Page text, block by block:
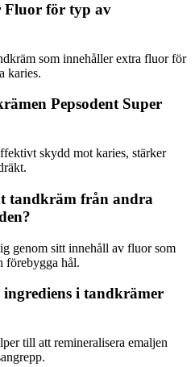
Fluor för typ av
som innehåller extra fluor för
karies.
Pepsodent Super
skydd mot karies, stärker
tandkräm från andra
genom sitt innehåll av fluor som
förebygga hål.
i tandkrämer
till att remineralisera emaljen